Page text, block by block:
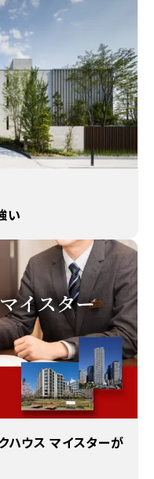
い
ハウス マイスターが